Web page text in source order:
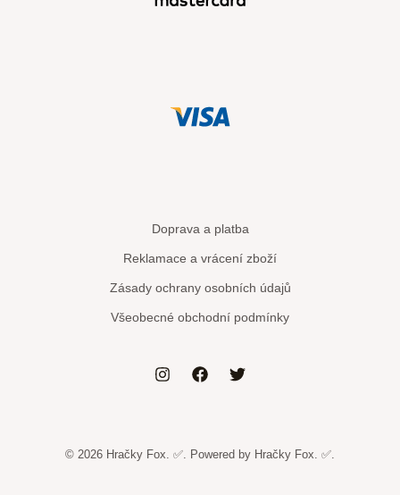
Doprava a platba
Reklamace a vrácení zboží
Zásady ochrany osobních údajů
Všeobecné obchodní podmínky
© 2026 Hračky Fox. ✅. Powered by Hračky Fox. ✅.